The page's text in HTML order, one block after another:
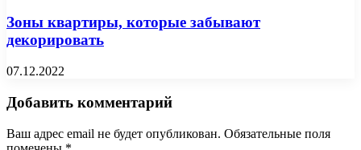
Зоны квартиры, которые забывают
декорировать
07.12.2022
Добавить комментарий
Ваш адрес email не будет опубликован. Обязательные поля